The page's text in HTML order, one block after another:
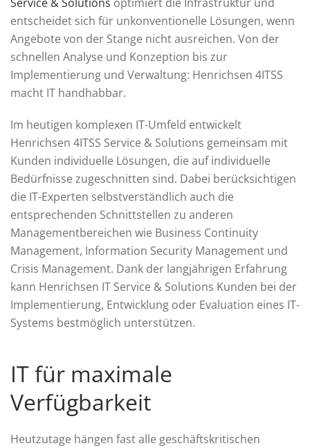
entscheidet sich für unkonventionelle Lösungen, wenn
Angebote von der Stange nicht ausreichen. Von der
schnellen Analyse und Konzeption bis zur
Implementierung und Verwaltung: Henrichsen 4ITSS
macht IT handhabbar.
Im heutigen komplexen IT-Umfeld entwickelt
Henrichsen 4ITSS Service & Solutions gemeinsam mit
Kunden individuelle Lösungen, die auf individuelle
Bedürfnisse zugeschnitten sind. Dabei berücksichtigen
die IT-Experten selbstverständlich auch die
entsprechenden Schnittstellen zu anderen
Managementbereichen wie Business Continuity
Management, Information Security Management und
Crisis Management. Dank der langjährigen Erfahrung
kann Henrichsen IT Service & Solutions Kunden bei der
Implementierung, Entwicklung oder Evaluation eines IT-
Systems bestmöglich unterstützen.
IT für maximale
Verfügbarkeit
Heutzutage hängen fast alle geschäftskritischen